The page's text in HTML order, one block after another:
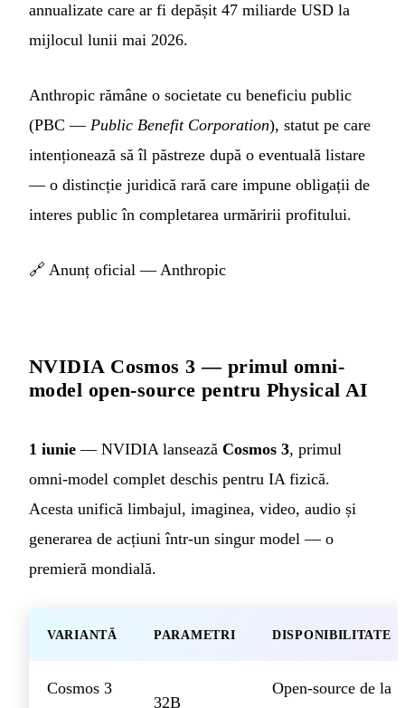
annualizate care ar fi depășit 47 miliarde USD la
mijlocul lunii mai 2026.
Anthropic rămâne o societate cu beneficiu public
(PBC — Public Benefit Corporation), statut pe care
intenționează să îl păstreze după o eventuală listare
— o distincție juridică rară care impune obligații de
interes public în completarea urmăririi profitului.
🔗 Anunț oficial — Anthropic
NVIDIA Cosmos 3 — primul omni-
model open-source pentru Physical AI
1 iunie — NVIDIA lansează Cosmos 3, primul
omni-model complet deschis pentru IA fizică.
Acesta unifică limbajul, imaginea, video, audio și
generarea de acțiuni într-un singur model — o
premieră mondială.
VARIANTĂ PARAMETRI DISPONIBILITATE
Cosmos 3
32B
Open-source de la